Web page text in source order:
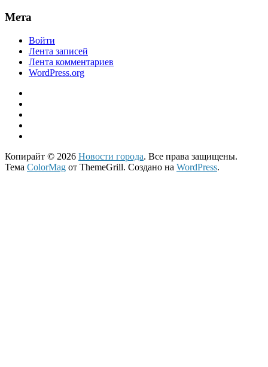
Мета
Войти
Лента записей
Лента комментариев
WordPress.org
Копирайт © 2026 Новости города. Все права защищены.
Тема ColorMag от ThemeGrill. Создано на WordPress.